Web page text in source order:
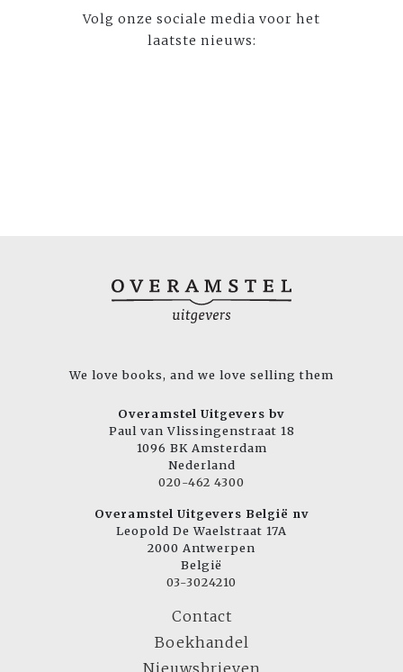
Volg onze sociale media voor het
laatste nieuws:
We love books, and we love selling them
Overamstel Uitgevers bv
Paul van Vlissingenstraat 18
1096 BK Amsterdam
Nederland
020-462 4300
Overamstel Uitgevers België nv
Leopold De Waelstraat 17A
2000 Antwerpen
België
03-3024210
Contact
Boekhandel
Nieuwsbrieven